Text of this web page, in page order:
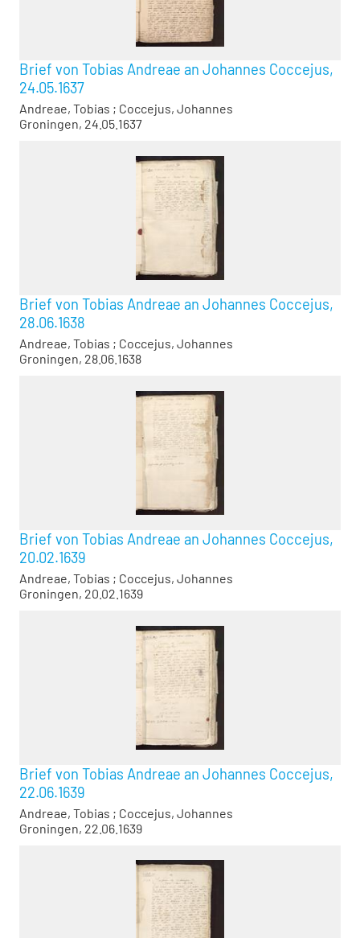
Brief von Tobias Andreae an Johannes Coccejus,
24.05.1637
Andreae, Tobias ; Coccejus, Johannes
Groningen, 24.05.1637
Brief von Tobias Andreae an Johannes Coccejus,
28.06.1638
Andreae, Tobias ; Coccejus, Johannes
Groningen, 28.06.1638
Brief von Tobias Andreae an Johannes Coccejus,
20.02.1639
Andreae, Tobias ; Coccejus, Johannes
Groningen, 20.02.1639
Brief von Tobias Andreae an Johannes Coccejus,
22.06.1639
Andreae, Tobias ; Coccejus, Johannes
Groningen, 22.06.1639